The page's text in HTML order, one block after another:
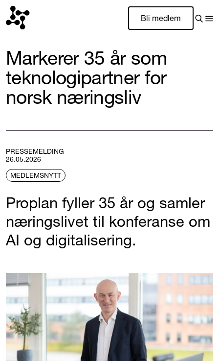
Bli medlem
Markerer 35 år som
teknologipartner for
norsk næringsliv
PRESSEMELDING
26.05.2026
MEDLEMSNYTT
Proplan fyller 35 år og samler
næringslivet til konferanse om
AI og digitalisering.